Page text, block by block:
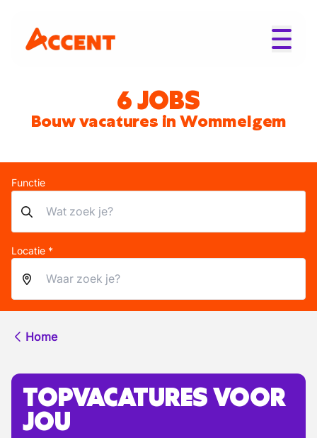
6 JOBS
Bouw vacatures in Wommelgem
Functie
Locatie *
Home
TOPVACATURES VOOR
JOU